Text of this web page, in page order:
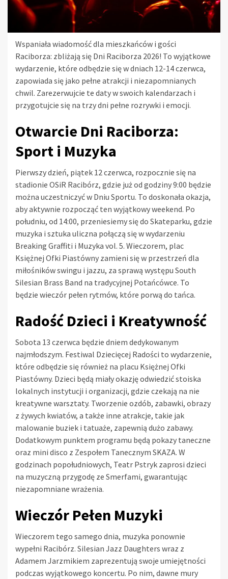
Wspaniała wiadomość dla mieszkańców i gości
Raciborza: zbliżają się Dni Raciborza 2026! To wyjątkowe
wydarzenie, które odbędzie się w dniach 12-14 czerwca,
zapowiada się jako pełne atrakcji i niezapomnianych
chwil. Zarezerwujcie te daty w swoich kalendarzach i
przygotujcie się na trzy dni pełne rozrywki i emocji.
Otwarcie Dni Raciborza:
Sport i Muzyka
Pierwszy dzień, piątek 12 czerwca, rozpocznie się na
stadionie OSiR Racibórz, gdzie już od godziny 9:00 będzie
można uczestniczyć w Dniu Sportu. To doskonała okazja,
aby aktywnie rozpocząć ten wyjątkowy weekend. Po
południu, od 14:00, przeniesiemy się do Skateparku, gdzie
muzyka i sztuka uliczna połączą się w wydarzeniu
Breaking Graffiti i Muzyka vol. 5. Wieczorem, plac
Księżnej Ofki Piastówny zamieni się w przestrzeń dla
miłośników swingu i jazzu, za sprawą występu South
Silesian Brass Band na tradycyjnej Potańcówce. To
będzie wieczór pełen rytmów, które porwą do tańca.
Radość Dzieci i Kreatywność
Sobota 13 czerwca będzie dniem dedykowanym
najmłodszym. Festiwal Dziecięcej Radości to wydarzenie,
które odbędzie się również na placu Księżnej Ofki
Piastówny. Dzieci będą miały okazję odwiedzić stoiska
lokalnych instytucji i organizacji, gdzie czekają na nie
kreatywne warsztaty. Tworzenie ozdób, zabawki, obrazy
z żywych kwiatów, a także inne atrakcje, takie jak
malowanie buziek i tatuaże, zapewnią dużo zabawy.
Dodatkowym punktem programu będą pokazy taneczne
oraz mini disco z Zespołem Tanecznym SKAZA. W
godzinach popołudniowych, Teatr Pstryk zaprosi dzieci
na muzyczną przygodę ze Smerfami, gwarantując
niezapomniane wrażenia.
Wieczór Pełen Muzyki
Wieczorem tego samego dnia, muzyka ponownie
wypełni Racibórz. Silesian Jazz Daughters wraz z
Adamem Jarzmikiem zaprezentują swoje umiejętności
podczas wyjątkowego koncertu. Po nim, dawne mury